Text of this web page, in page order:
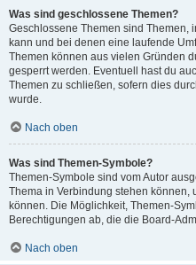
Was sind geschlossene Themen?
Geschlossene Themen sind Themen,
kann und bei denen eine laufende
Themen können aus vielen Gründen
gesperrt werden. Eventuell hast du
Themen zu schließen, sofern dies
wurde.
Nach oben
Was sind Themen-Symbole?
Themen-Symbole sind vom Autor
Thema in Verbindung stehen können,
können. Die Möglichkeit, Themen-
Berechtigungen ab, die die Board-
Nach oben